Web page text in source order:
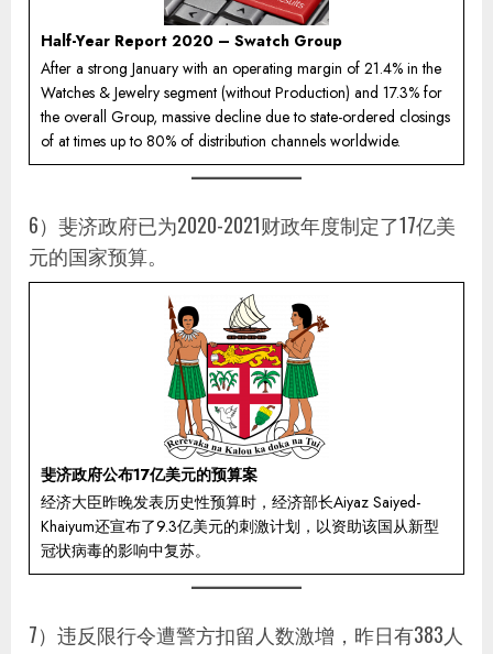
Half-Year Report 2020 – Swatch Group
After a strong January with an operating margin of 21.4% in the
Watches & Jewelry segment (without Production) and 17.3% for
the overall Group, massive decline due to state-ordered closings
of at times up to 80% of distribution channels worldwide.
6）斐济政府已为2020-2021财政年度制定了17亿美
元的国家预算。
斐济政府公布17亿美元的预算案
经济大臣昨晚发表历史性预算时，经济部长Aiyaz Saiyed-
Khaiyum还宣布了9.3亿美元的刺激计划，以资助该国从新型
冠状病毒的影响中复苏。
7）违反限行令遭警方扣留人数激增，昨日有383人